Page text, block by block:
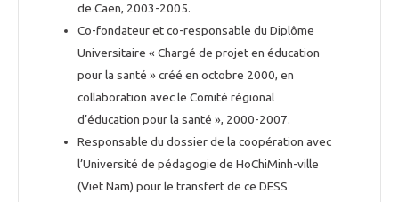
de Caen, 2003-2005.
Co-fondateur et co-responsable du Diplôme
Universitaire « Chargé de projet en éducation
pour la santé » créé en octobre 2000, en
collaboration avec le Comité régional
d’éducation pour la santé », 2000-2007.
Responsable du dossier de la coopération avec
l’Université de pédagogie de HoChiMinh-ville
(Viet Nam) pour le transfert de ce DESS